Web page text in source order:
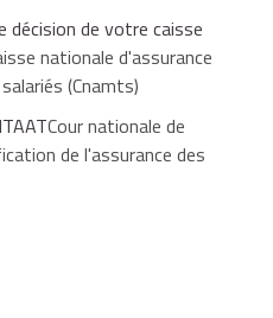
de votre caisse
nationale d'assurance
(Cnamts)
Cour nationale de
de l'assurance des